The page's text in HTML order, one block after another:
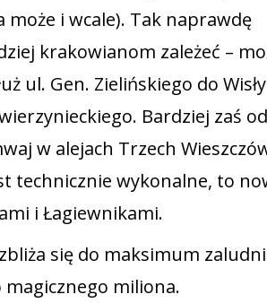
i wcale). Tak naprawdę
krakowianom zależeć –
ul. Gen. Zielińskiego do
Bardziej zaś od
w alejach Trzech
technicznie wykonalne, to
i Łagiewnikami.
się do maksimum
magicznego miliona.